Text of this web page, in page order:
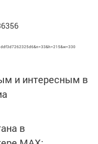
и интересным в
в